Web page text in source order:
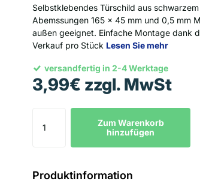
Selbstklebendes Türschild aus
Abemssungen 165 x 45 mm und 0,5 mm
außen geeignet. Einfache Montage dank
Verkauf pro Stück Lesen Sie mehr
versandfertig in 2-4 Werktage
3,99€ zzgl. MwSt
Zum Warenkorb
hinzufügen
Produktinformation